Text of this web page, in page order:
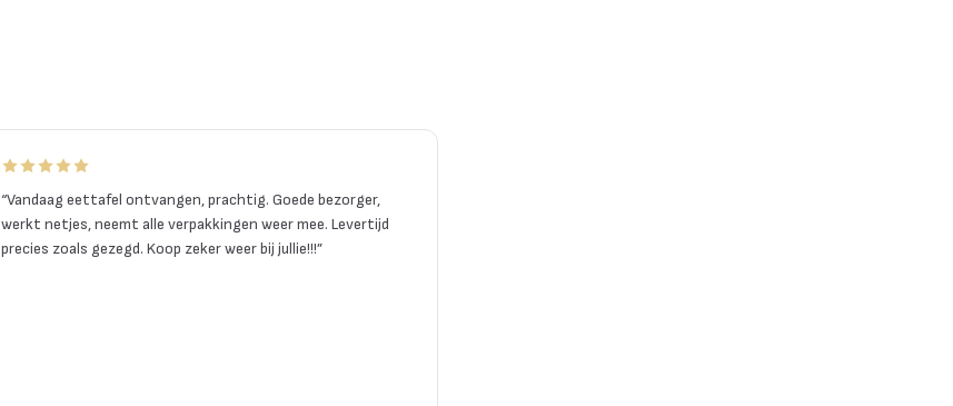
“Vandaag eettafel ontvangen, prachtig. Goede bezorger,
werkt netjes, neemt alle verpakkingen weer mee. Levertijd
precies zoals gezegd. Koop zeker weer bij jullie!!!”